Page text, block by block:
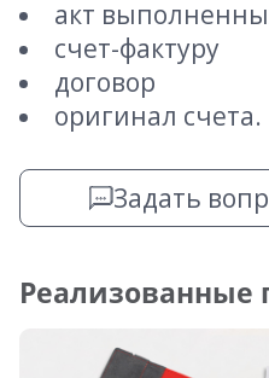
акт
счет-фактуру
договор
оригинал счета.
Задать
Реализованные